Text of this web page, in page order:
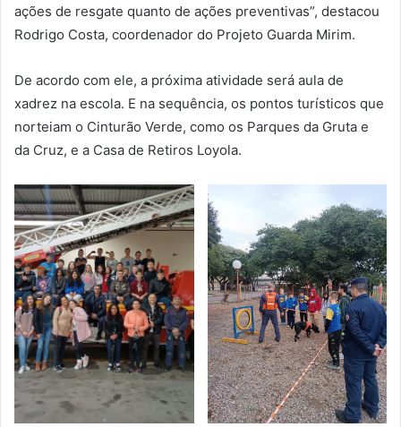
ações de resgate quanto de ações preventivas”, destacou
Rodrigo Costa, coordenador do Projeto Guarda Mirim.
De acordo com ele, a próxima atividade será aula de
xadrez na escola. E na sequência, os pontos turísticos que
norteiam o Cinturão Verde, como os Parques da Gruta e
da Cruz, e a Casa de Retiros Loyola.